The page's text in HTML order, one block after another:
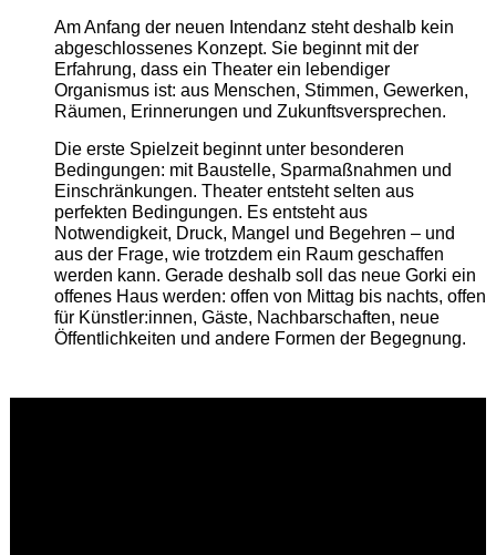
Am Anfang der neuen Intendanz steht deshalb kein
abgeschlossenes Konzept. Sie beginnt mit der
Erfahrung, dass ein Theater ein lebendiger
Organismus ist: aus Menschen, Stimmen, Gewerken,
Räumen, Erinnerungen und Zukunftsversprechen.
Die erste Spielzeit beginnt unter besonderen
Bedingungen: mit Baustelle, Sparmaßnahmen und
Einschränkungen. Theater entsteht selten aus
perfekten Bedingungen. Es entsteht aus
Notwendigkeit, Druck, Mangel und Begehren – und
aus der Frage, wie trotzdem ein Raum geschaffen
werden kann. Gerade deshalb soll das neue Gorki ein
offenes Haus werden: offen von Mittag bis nachts, offen
für Künstler:innen, Gäste, Nachbarschaften, neue
Öffentlichkeiten und andere Formen der Begegnung.